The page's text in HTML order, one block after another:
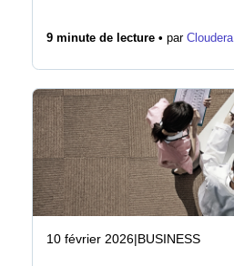
9 minute de lecture • par Cloudera
10 février 2026|BUSINESS